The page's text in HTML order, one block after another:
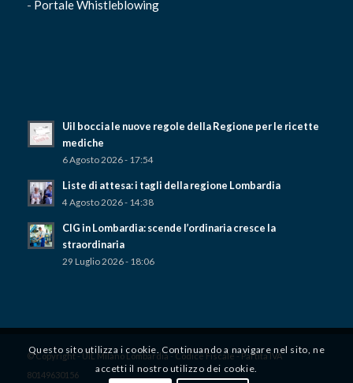
- Portale Whistleblowing
Uil boccia le nuove regole della Regione per le ricette
mediche
6 Agosto 2026 - 17:54
Liste di attesa: i tagli della regione Lombardia
4 Agosto 2026 - 14:38
CIG in Lombardia: scende l’ordinaria cresce la
straordinaria
29 Luglio 2026 - 18:06
© Copyright - UIL Milano Lombardia - Codice Fiscale - Partita IVA
80149630156
Questo sito utilizza i cookie. Continuando a navigare nel sito, ne
accetti il ​​nostro utilizzo dei cookie.